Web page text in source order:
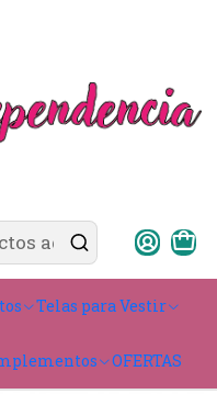
Telas para Vestir
OFERTAS
cm